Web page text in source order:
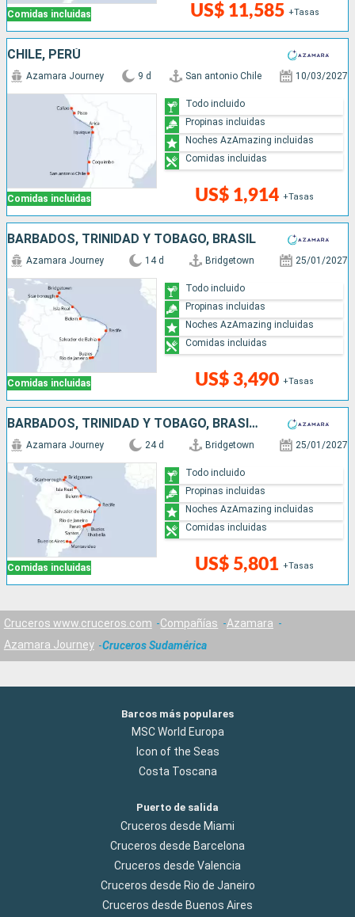
Comidas incluidas US$ 11,585 +Tasas
CHILE, PERÚ
Comidas incluidas
Azamara Journey 9 d San antonio Chile 10/03/2027
US$ 1,914 +Tasas
Todo incluido
Propinas incluidas
Noches AzAmazing incluidas
Comidas incluidas
BARBADOS, TRINIDAD Y TOBAGO, BRASIL
Comidas incluidas
Azamara Journey 14 d Bridgetown 25/01/2027
US$ 3,490 +Tasas
Todo incluido
Propinas incluidas
Noches AzAmazing incluidas
Comidas incluidas
BARBADOS, TRINIDAD Y TOBAGO, BRASIL, URUGUAY, ARGENTINA
Comidas incluidas
Azamara Journey 24 d Bridgetown 25/01/2027
US$ 5,801 +Tasas
Todo incluido
Propinas incluidas
Noches AzAmazing incluidas
Comidas incluidas
Cruceros www.cruceros.com Compañías
Azamara
Azamara Journey
Cruceros Sudamérica
Barcos más populares
MSC World Europa
Icon of the Seas
Costa Toscana
Puerto de salida
Cruceros desde Miami
Cruceros desde Barcelona
Cruceros desde Valencia
Cruceros desde Rio de Janeiro
Cruceros desde Buenos Aires